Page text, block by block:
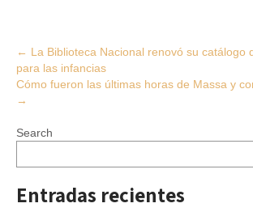
Post
navigation
← La Biblioteca Nacional renovó su catálogo
para las infancias
Cómo fueron las últimas horas de Massa y
→
Search
Entradas recientes